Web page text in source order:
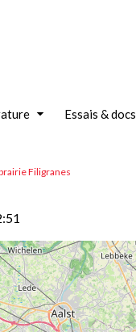
Essais & docs
Filigranes